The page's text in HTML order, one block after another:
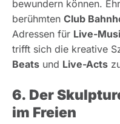
bewundern können.
berühmten Club
Adressen für Live-
trifft sich die kreative
Beats und Live-Acts
6. Der
im Freien